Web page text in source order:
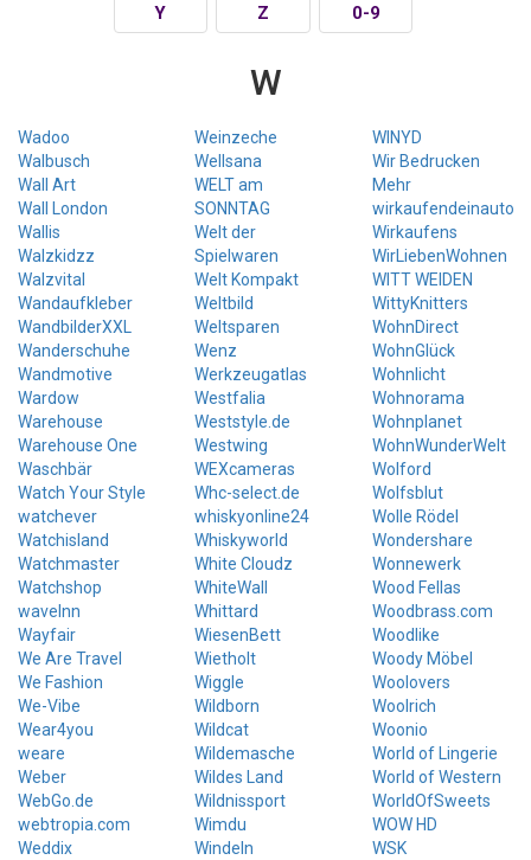
Y Z 0-9
W
Wadoo
Walbusch
Wall Art
Wall London
Wallis
Walzkidzz
Walzvital
Wandaufkleber
WandbilderXXL
Wanderschuhe
Wandmotive
Wardow
Warehouse
Warehouse One
Waschbär
Watch Your Style
watchever
Watchisland
Watchmaster
Watchshop
waveInn
Wayfair
We Are Travel
We Fashion
We-Vibe
Wear4you
weare
Weber
WebGo.de
webtropia.com
Weddix
Weinzeche
Wellsana
WELT am
SONNTAG
Welt der
Spielwaren
Welt Kompakt
Weltbild
Weltsparen
Wenz
Werkzeugatlas
Westfalia
Weststyle.de
Westwing
WEXcameras
Whc-select.de
whiskyonline24
Whiskyworld
White Cloudz
WhiteWall
Whittard
WiesenBett
Wietholt
Wiggle
Wildborn
Wildcat
Wildemasche
Wildes Land
Wildnissport
Wimdu
Windeln
WINYD
Wir Bedrucken
Mehr
wirkaufendeinauto
Wirkaufens
WirLiebenWohnen
WITT WEIDEN
WittyKnitters
WohnDirect
WohnGlück
Wohnlicht
Wohnorama
Wohnplanet
WohnWunderWelt
Wolford
Wolfsblut
Wolle Rödel
Wondershare
Wonnewerk
Wood Fellas
Woodbrass.com
Woodlike
Woody Möbel
Woolovers
Woolrich
Woonio
World of Lingerie
World of Western
WorldOfSweets
WOW HD
WSK